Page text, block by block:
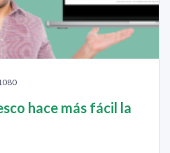
hace más fácil la